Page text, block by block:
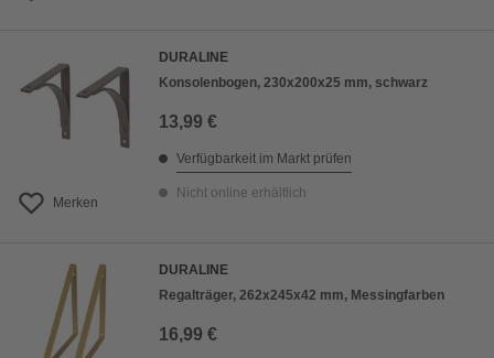
Merken
DURALINE
Konsolenbogen, 230x200x25 mm, schwarz
13,99 €
Verfügbarkeit im Markt prüfen
Nicht online erhältlich
DURALINE
Regalträger, 262x245x42 mm, Messingfarben
16,99 €